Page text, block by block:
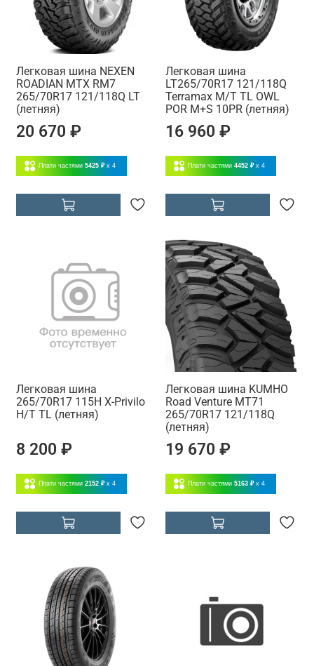
Легковая шина NEXEN
ROADIAN MTX RM7
265/70R17 121/118Q LT
(летняя)
20 670 ₽
Плати частями 5425 ₽ x 4
Легковая шина
LT265/70R17 121/118Q
Terramax M/T TL OWL
POR M+S 10PR (летняя)
16 960 ₽
Плати частями 4452 ₽ x 4
Легковая шина
265/70R17 115H X-Privilo
H/T TL (летняя)
8 200 ₽
Плати частями 2152 ₽ x 4
Легковая шина KUMHO
Road Venture MT71
265/70R17 121/118Q
(летняя)
19 670 ₽
Плати частями 5163 ₽ x 4